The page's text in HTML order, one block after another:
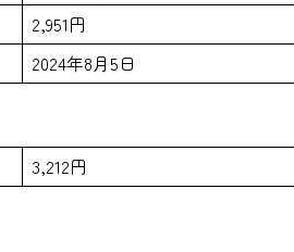
2,951円
2024年8月5日
3,212円